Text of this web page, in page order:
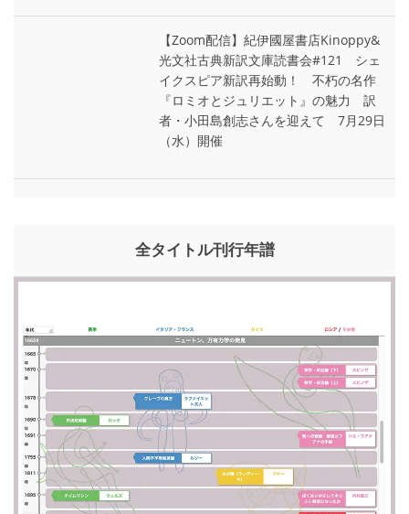
【Zoom配信】紀伊國屋書店Kinoppy&
光文社古典新訳文庫読書会#121 シェ
イクスピア新訳再始動！ 不朽の名作
『ロミオとジュリエット』の魅力 訳
者・小田島創志さんを迎えて 7月29日
（水）開催
全タイトル刊行年譜